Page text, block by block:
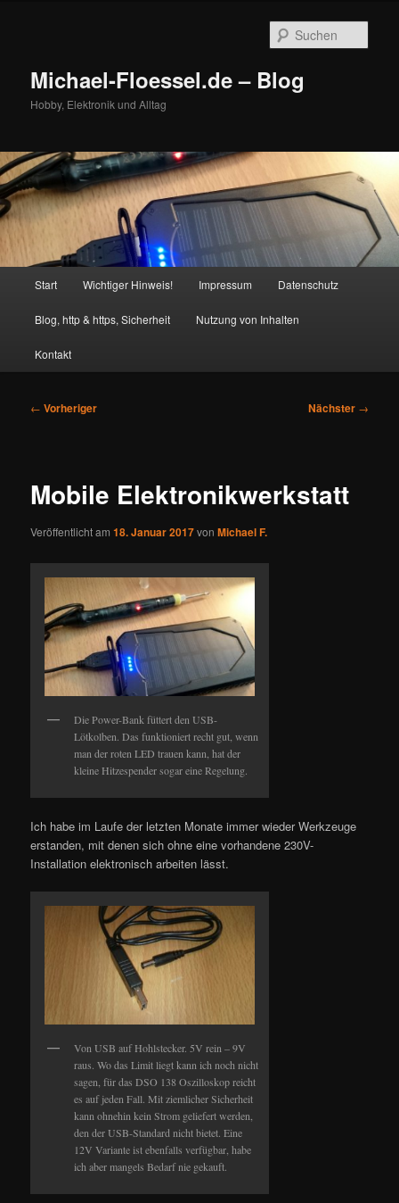
Michael-Floessel.de – Blog
Hobby, Elektronik und Alltag
Start Wichtiger Hinweis! Impressum Datenschutz
Blog, http & https, Sicherheit Nutzung von Inhalten
Kontakt
Beitragsnavigation
← Vorheriger Nächster →
Mobile Elektronikwerkstatt
Veröffentlicht am18. Januar 2017vonMichael F.
Die Power-Bank füttert den USB-
Lötkolben. Das funktioniert recht gut, wenn
man der roten LED trauen kann, hat der
kleine Hitzespender sogar eine Regelung.
Ich habe im Laufe der letzten Monate immer wieder Werkzeuge
erstanden, mit denen sich ohne eine vorhandene 230V-
Installation elektronisch arbeiten lässt.
Von USB auf Hohlstecker. 5V rein – 9V
raus. Wo das Limit liegt kann ich noch nicht
sagen, für das DSO 138 Oszilloskop reicht
es auf jeden Fall. Mit ziemlicher Sicherheit
kann ohnehin kein Strom geliefert werden,
den der USB-Standard nicht bietet. Eine
12V Variante ist ebenfalls verfügbar, habe
ich aber mangels Bedarf nie gekauft.